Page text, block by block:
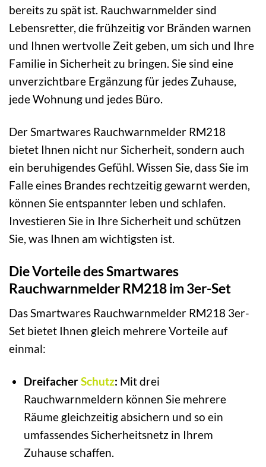
bereits zu spät ist. Rauchwarnmelder sind
Lebensretter, die frühzeitig vor Bränden warnen
und Ihnen wertvolle Zeit geben, um sich und Ihre
Familie in Sicherheit zu bringen. Sie sind eine
unverzichtbare Ergänzung für jedes Zuhause,
jede Wohnung und jedes Büro.
Der Smartwares Rauchwarnmelder RM218
bietet Ihnen nicht nur Sicherheit, sondern auch
ein beruhigendes Gefühl. Wissen Sie, dass Sie im
Falle eines Brandes rechtzeitig gewarnt werden,
können Sie entspannter leben und schlafen.
Investieren Sie in Ihre Sicherheit und schützen
Sie, was Ihnen am wichtigsten ist.
Die Vorteile des Smartwares
Rauchwarnmelder RM218 im 3er-Set
Das Smartwares Rauchwarnmelder RM218 3er-
Set bietet Ihnen gleich mehrere Vorteile auf
einmal:
DreifacherSchutz: Mit drei
Rauchwarnmeldern können Sie mehrere
Räume gleichzeitig absichern und so ein
umfassendes Sicherheitsnetz in Ihrem
Zuhause schaffen.